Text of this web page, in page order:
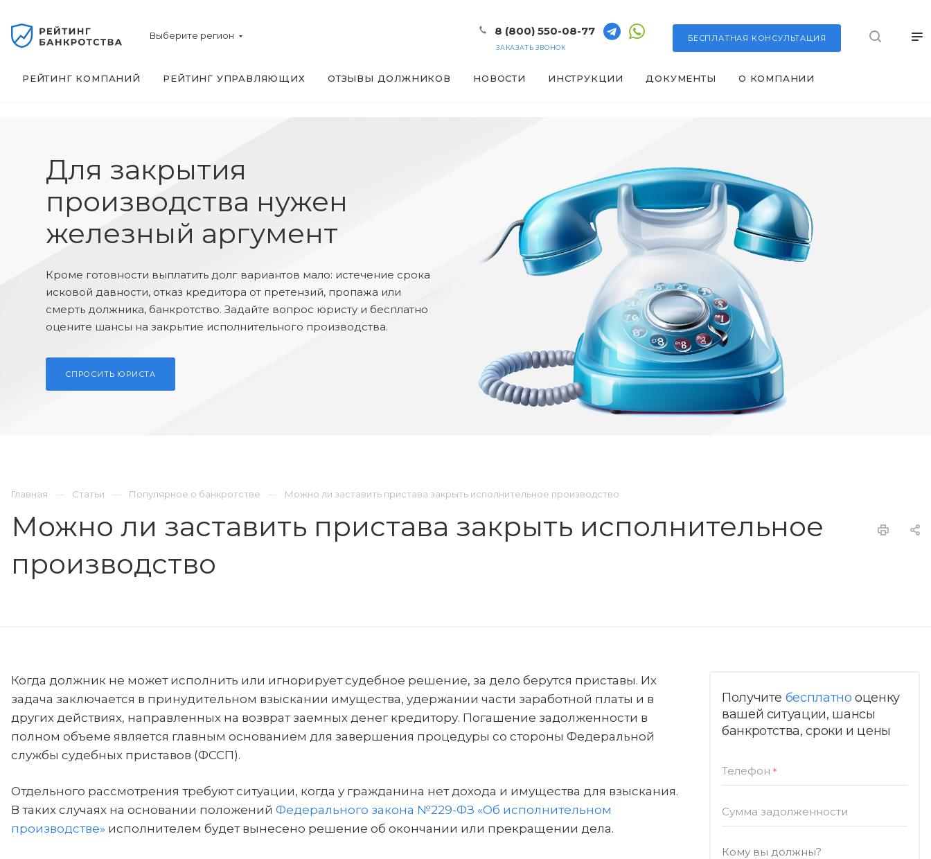
Выберите регион БЕСПЛАТНАЯ КОНСУЛЬТАЦИЯ
8 (800) 550-08-77
ЗАКАЗАТЬ ЗВОНОК
РЕЙТИНГ КОМПАНИЙ РЕЙТИНГ УПРАВЛЯЮЩИХ ОТЗЫВЫ ДОЛЖНИКОВ НОВОСТИ ИНСТРУКЦИИ ДОКУМЕНТЫ О КОМПАНИИ
Для закрытия
производства нужен
железный аргумент
Кроме готовности выплатить долг вариантов мало: истечение срока
исковой давности, отказ кредитора от претензий, пропажа или
смерть должника, банкротство. Задайте вопрос юристу и бесплатно
оцените шансы на закрытие исполнительного производства.
СПРОСИТЬ ЮРИСТА
Главная Статьи Популярное о банкротстве Можно ли заставить пристава закрыть исполнительное производство
Можно ли заставить пристава закрыть исполнительное
производство
Когда должник не может исполнить или игнорирует судебное решение, за дело берутся приставы. Их
задача заключается в принудительном взыскании имущества, удержании части заработной платы и в
других действиях, направленных на возврат заемных денег кредитору. Погашение задолженности в
полном объеме является главным основанием для завершения процедуры со стороны Федеральной
службы судебных приставов (ФССП).
Отдельного рассмотрения требуют ситуации, когда у гражданина нет дохода и имущества для взыскания.
В таких случаях на основании положений Федерального закона №229-ФЗ «Об исполнительном
производстве» исполнителем будет вынесено решение об окончании или прекращении дела.
Получите бесплатно оценку
вашей ситуации, шансы
банкротства, сроки и цены
Телефон *
Сумма задолженности
Кому вы должны?